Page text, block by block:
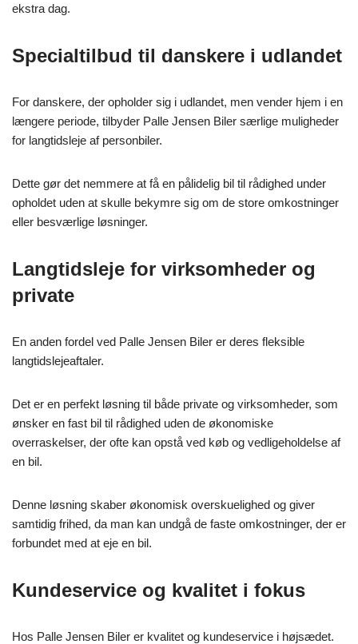
ekstra dag.
Specialtilbud til danskere i udlandet
For danskere, der opholder sig i udlandet, men vender hjem i en
længere periode, tilbyder Palle Jensen Biler særlige muligheder
for langtidsleje af personbiler.
Dette gør det nemmere at få en pålidelig bil til rådighed under
opholdet uden at skulle bekymre sig om de store omkostninger
eller besværlige løsninger.
Langtidsleje for virksomheder og
private
En anden fordel ved Palle Jensen Biler er deres fleksible
langtidslejeaftaler.
Det er en perfekt løsning til både private og virksomheder, som
ønsker en fast bil til rådighed uden de økonomiske
overraskelser, der ofte kan opstå ved køb og vedligeholdelse af
en bil.
Denne løsning skaber økonomisk overskuelighed og giver
samtidig frihed, da man kan undgå de faste omkostninger, der er
forbundet med at eje en bil.
Kundeservice og kvalitet i fokus
Hos Palle Jensen Biler er kvalitet og kundeservice i højsædet.